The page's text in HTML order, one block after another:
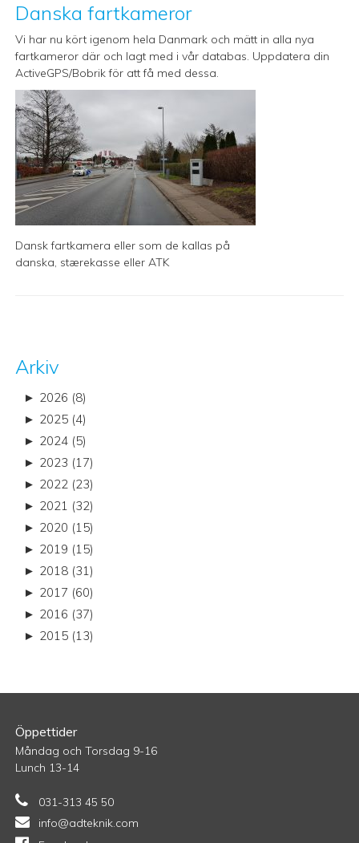
Danska fartkameror
Vi har nu kört igenom hela Danmark och mätt in alla nya
fartkameror där och lagt med i vår databas. Uppdatera din
ActiveGPS/Bobrik för att få med dessa.
Dansk fartkamera eller som de kallas på
danska, stærekasse eller ATK
Arkiv
► 2026 (8)
► 2025 (4)
► 2024 (5)
► 2023 (17)
► 2022 (23)
► 2021 (32)
► 2020 (15)
► 2019 (15)
► 2018 (31)
► 2017 (60)
► 2016 (37)
► 2015 (13)
Öppettider
Måndag och Torsdag 9-16
Lunch 13-14
031-313 45 50
info@adteknik.com